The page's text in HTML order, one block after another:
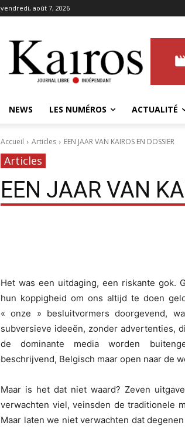
vendredi, août 7, 2026
NEWS LES NUMÉROS ACTUALITÉ
Accueil Articles EEN JAAR VAN KAIROS EN DOSSIER
Articles
EEN JAAR VAN
Het was een uitdaging, een riskante gok.
hun koppigheid om ons altijd te doen
« onze » besluitvormers doorgevend,
subversieve ideeën, zonder advertenties,
de dominante media worden
beschrijvend, Belgisch maar open naar de
Maar is het dat niet waard? Zeven
verwachten viel, veinsden de traditionele
Maar laten we niet verwachten dat